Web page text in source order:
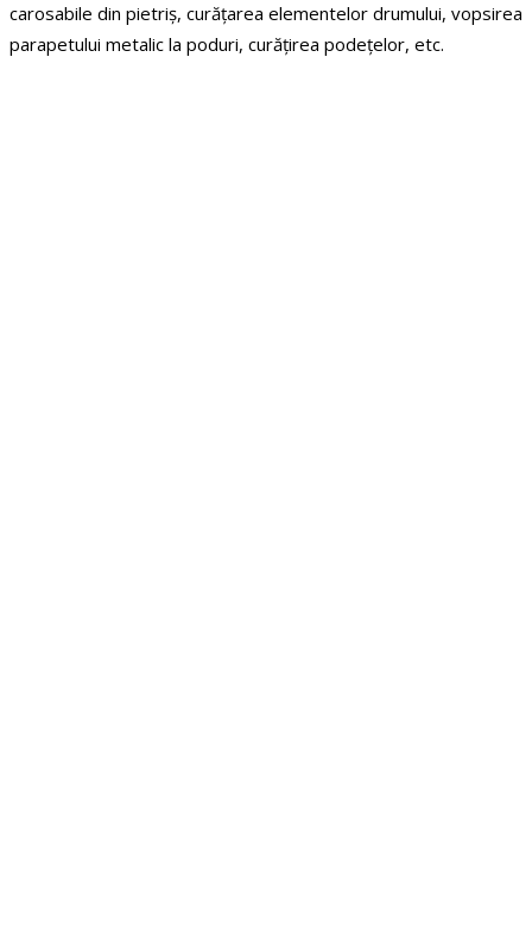
carosabile din pietriș, curățarea elementelor drumului, vopsirea
parapetului metalic la poduri, curățirea podețelor, etc.